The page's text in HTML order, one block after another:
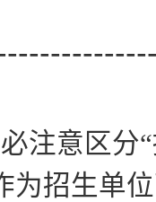
注意区分
为招生单